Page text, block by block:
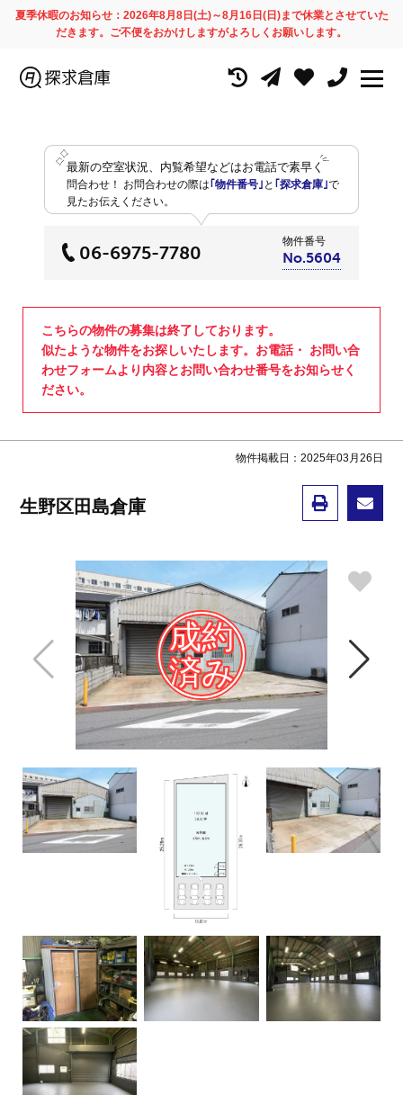
夏季休暇のお知らせ：2026年8月8日(土)～8月16日(日)まで休業とさせていた
だきます。ご不便をおかけしますがよろしくお願いします。
最新の空室状況、内覧希望などはお電話で素早く
問合わせ！ お問合わせの際は ｢物件番号｣ と ｢探求倉庫｣で
見たお伝えください。
06-6975-7780
物件番号
No.5604
こちらの物件の募集は終了しております。
似たような物件をお探しいたします。お電話・ お問い合
わせフォームより内容とお問い合わせ番号をお知らせく
ださい。
物件掲載日：2025年03月26日
生野区田島倉庫